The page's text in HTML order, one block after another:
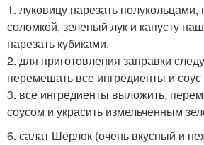
1. луковицу нарезать полукольцами,
соломкой, зеленый лук и капусту
нарезать кубиками.
2. для приготовления заправки
перемешать все ингредиенты и соус
3. все ингредиенты выложить,
соусом и украсить измельченным
6. салат Шерлок (очень вкусный и